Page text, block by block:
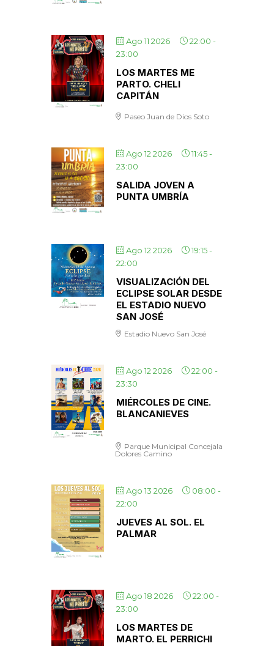
Ago 11 2026 22:00 -
23:00
LOS MARTES ME
PARTO. CHELI
CAPITÁN
Paseo Juan de Dios Soto
Ago 12 2026 11:45-
23:00
SALIDA JOVEN A
PUNTA UMBRÍA
Ago 12 2026 19:15-
22:00
VISUALIZACIÓN DEL
ECLIPSE SOLAR DESDE
EL ESTADIO NUEVO
SAN JOSÉ
Estadio Nuevo San José
Ago 12 2026 22:00 -
23:30
MIÉRCOLES DE CINE.
BLANCANIEVES
Parque Municipal Concejala
Dolores Camino
Ago 13 2026 08:00 -
22:00
JUEVES AL SOL. EL
PALMAR
Ago 18 2026 22:00 -
23:00
LOS MARTES DE
MARTO. EL PERRICHI